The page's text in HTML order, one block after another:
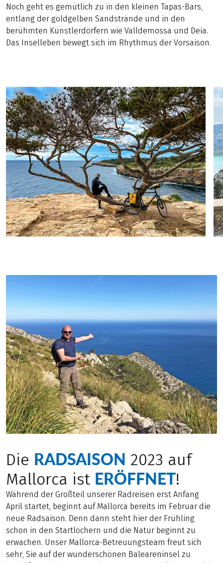
Noch geht es gemütlich zu in den kleinen Tapas-Bars,
entlang der goldgelben Sandstrände und in den
berühmten Künstlerdörfern wie Valldemossa und Deia.
Das Inselleben bewegt sich im Rhythmus der Vorsaison.
Die RADSAISON 2023 auf
Mallorca ist ERÖFFNET!
Während der Großteil unserer Radreisen erst Anfang
April startet, beginnt auf Mallorca bereits im Februar die
neue Radsaison. Denn dann steht hier der Frühling
schon in den Startlöchern und die Natur beginnt zu
erwachen. Unser Mallorca-Betreuungsteam freut sich
sehr, Sie auf der wunderschönen Baleareninsel zu